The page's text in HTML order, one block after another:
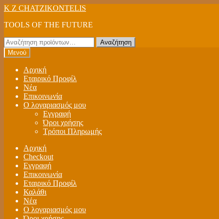
Απευθείας
στην
Μετάβαση
περιεχόμενο
K Z CHATZIKONTELIS
TOOLS OF THE FUTURE
Αναζήτηση
για:
Αναζήτηση
Μενού
Αρχική
Εταιρικό Προφίλ
Νέα
Επικοινωνία
Ο λογαριασμός μου
Εγγραφή
Όροι χρήσης
Τρόποι Πληρωμής
Αρχική
Checkout
Εγγραφή
Επικοινωνία
Εταιρικό Προφίλ
Καλάθι
Νέα
Ο λογαριασμός μου